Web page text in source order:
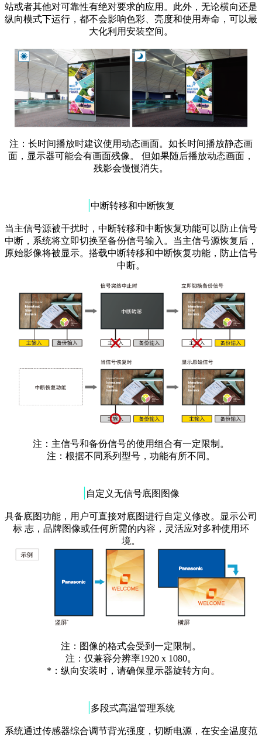
站或者其他对可靠性有绝对要求的应用。此外，无论横向还是
纵向模式下运行，都不会影响色彩、亮度和使用寿命，可以最
大化利用安装空间。
注：长时间播放时建议使用动态画面。如长时间播放静态画
面，显示器可能会有画面残像。 但如果随后播放动态画面，
残影会慢慢消失。
|中断转移和中断恢复
当主信号源被干扰时，中断转移和中断恢复功能可以防止信号
中断，系统将立即切换至备份信号输入。当主信号源恢复后，
原始影像将被显示。搭载中断转移和中断恢复功能，防止信号
中断。
注：主信号和备份信号的使用组合有一定限制。
注：根据不同系列型号，功能有所不同。
|自定义无信号底图图像
具备底图功能，用户可直接对底图进行自定义修改。显示公司
标 志，品牌图像或任何所需的内容，灵活应对多种使用环
境。
注：图像的格式会受到一定限制。
注：仅兼容分辨率1920 x 1080。
*：纵向安装时，请确保显示器旋转方向。
|多段式高温管理系统
系统通过传感器综合调节背光强度，切断电源，在安全温度范